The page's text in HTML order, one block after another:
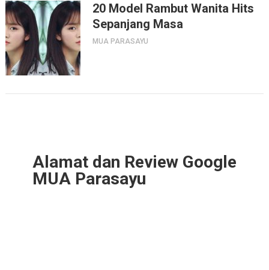
20 Model Rambut Wanita Hits
Sepanjang Masa
MUA PARASAYU
Alamat dan Review Google
MUA Parasayu